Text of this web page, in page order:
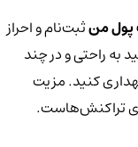
منثبت‌نام و احراز
به راحتی و در چند
کنید. مزیت
تراکنش‌هاست.